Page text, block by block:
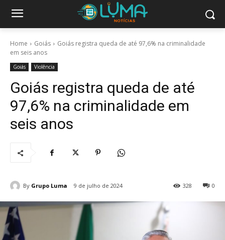
Home Goiás
Goiás registra queda de até 97,6% na criminalidade
em seis anos
Goiás Violência
Goiás registra queda de até
97,6% na criminalidade em
seis anos
By Grupo Luma 9 de julho de 2024 0
328